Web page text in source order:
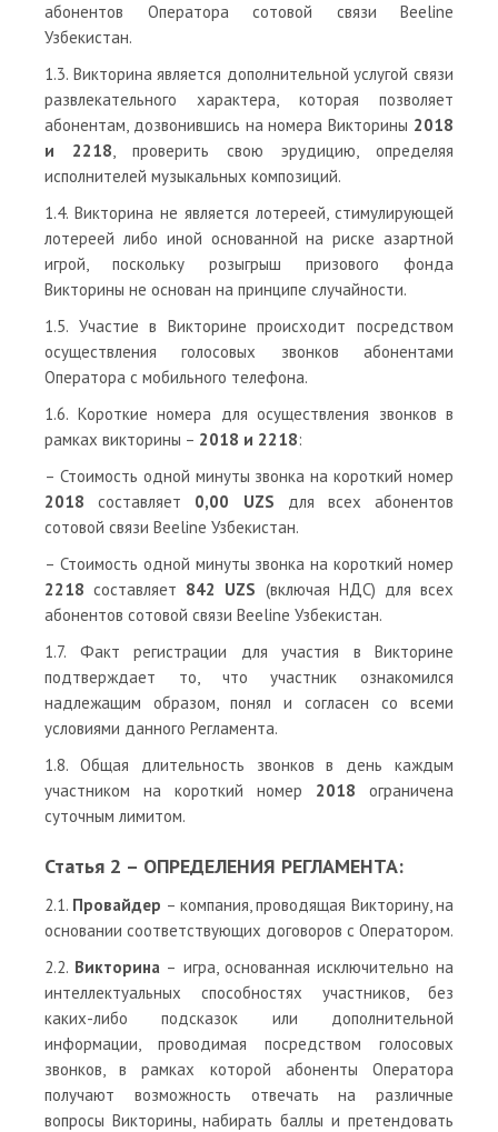
абонентов Оператора сотовой связи Beeline
Узбекистан.
1.3. Викторина является дополнительной услугой связи
развлекательного характера, которая позволяет
абонентам, дозвонившись на номера Викторины 2018
и 2218, проверить свою эрудицию, определяя
исполнителей музыкальных композиций.
1.4. Викторина не является лотереей, стимулирующей
лотереей либо иной основанной на риске азартной
игрой, поскольку розыгрыш призового фонда
Викторины не основан на принципе случайности.
1.5. Участие в Викторине происходит посредством
осуществления голосовых звонков абонентами
Оператора с мобильного телефона.
1.6. Короткие номера для осуществления звонков в
рамках викторины – 2018 и 2218:
– Стоимость одной минуты звонка на короткий номер
2018 составляет 0,00 UZS для всех абонентов
сотовой связи Beeline Узбекистан.
– Стоимость одной минуты звонка на короткий номер
2218 составляет 842 UZS (включая НДС) для всех
абонентов сотовой связи Beeline Узбекистан.
1.7. Факт регистрации для участия в Викторине
подтверждает то, что участник ознакомился
надлежащим образом, понял и согласен со всеми
условиями данного Регламента.
1.8. Общая длительность звонков в день каждым
участником на короткий номер 2018 ограничена
суточным лимитом.
Статья 2 – ОПРЕДЕЛЕНИЯ РЕГЛАМЕНТА:
2.1. Провайдер – компания, проводящая Викторину, на
основании соответствующих договоров с Оператором.
2.2. Викторина – игра, основанная исключительно на
интеллектуальных способностях участников, без
каких-либо подсказок или дополнительной
информации, проводимая посредством голосовых
звонков, в рамках которой абоненты Оператора
получают возможность отвечать на различные
вопросы Викторины, набирать баллы и претендовать